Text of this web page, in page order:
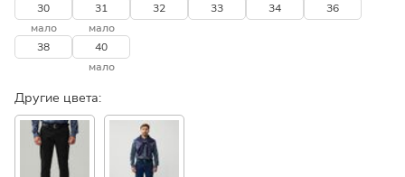
30
мало
31
мало
32 33 34 36
38
40
мало
Другие цвета: